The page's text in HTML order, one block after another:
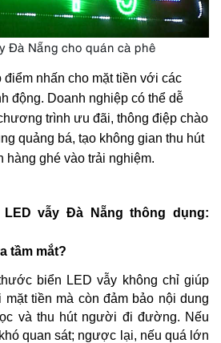
Đà Nẵng cho quán cà phê
điểm nhấn cho mặt tiền với các
động. Doanh nghiệp có thể dễ
trình ưu đãi, thông điệp chào
quảng bá, tạo không gian thu hút
hàng ghé vào trải nghiệm.
vẫy Đà Nẵng thông dụng:
tầm mắt?
biển LED vẫy không chỉ giúp
tiền mà còn đảm bảo nội dung
và thu hút người đi đường. Nếu
quan sát; ngược lại, nếu quá lớn